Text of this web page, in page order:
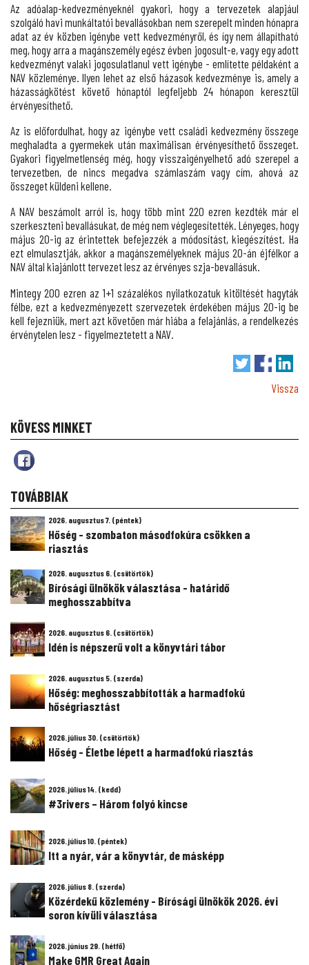
Az adóalap-kedvezményeknél gyakori, hogy a tervezetek alapjául
szolgáló havi munkáltatói bevallásokban nem szerepelt minden hónapra
adat az év közben igénybe vett kedvezményről, és így nem állapítható
meg, hogy arra a magánszemély egész évben jogosult-e, vagy egy adott
kedvezményt valaki jogosulatlanul vett igénybe - említette példaként a
NAV közleménye. Ilyen lehet az első házasok kedvezménye is, amely a
házasságkötést követő hónaptól legfeljebb 24 hónapon keresztül
érvényesíthető.
Az is előfordulhat, hogy az igénybe vett családi kedvezmény összege
meghaladta a gyermekek után maximálisan érvényesíthető összeget.
Gyakori figyelmetlenség még, hogy visszaigényelhető adó szerepel a
tervezetben, de nincs megadva számlaszám vagy cím, ahová az
összeget küldeni kellene.
A NAV beszámolt arról is, hogy több mint 220 ezren kezdték már el
szerkeszteni bevallásukat, de még nem véglegesítették. Lényeges, hogy
május 20-ig az érintettek befejezzék a módosítást, kiegészítést. Ha
ezt elmulasztják, akkor a magánszemélyeknek május 20-án éjfélkor a
NAV által kiajánlott tervezet lesz az érvényes szja-bevallásuk.
Mintegy 200 ezren az 1+1 százalékos nyilatkozatuk kitöltését hagyták
félbe, ezt a kedvezményezett szervezetek érdekében május 20-ig be
kell fejezniük, mert azt követően már hiába a felajánlás, a rendelkezés
érvénytelen lesz - figyelmeztetett a NAV.
Vissza
KÖVESS MINKET
TOVÁBBIAK
2026. augusztus 7. (péntek)
Hőség - szombaton másodfokúra csökken a
riasztás
2026. augusztus 6. (csütörtök)
Bírósági ülnökök választása - határidő
meghosszabbítva
2026. augusztus 6. (csütörtök)
Idén is népszerű volt a könyvtári tábor
2026. augusztus 5. (szerda)
Hőség: meghosszabbították a harmadfokú
hőségriasztást
2026. július 30. (csütörtök)
Hőség - Életbe lépett a harmadfokú riasztás
2026. július 14. (kedd)
#3rivers – Három folyó kincse
2026. július 10. (péntek)
Itt a nyár, vár a könyvtár, de másképp
2026. július 8. (szerda)
Közérdekű közlemény - Bírósági ülnökök 2026. évi
soron kívüli választása
2026. június 29. (hétfő)
Make GMR Great Again